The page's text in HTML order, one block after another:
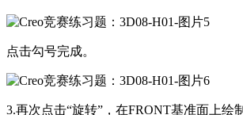
点击勾号完成。
3.再次点击“旋转”，在FRONT基准面上绘